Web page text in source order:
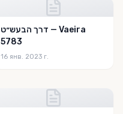
דרך הבעש״ט — Vaeira
5783
16 янв. 2023 г.